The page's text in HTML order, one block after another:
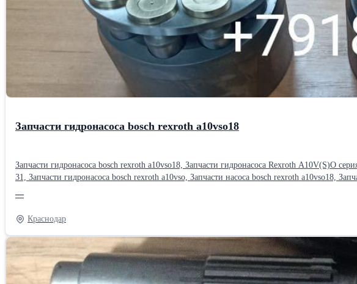
Запчасти гидронасоса bosch rexroth a10vso18
Запчасти гидронасоса bosch rexroth a10vso18, Запчасти гидронасоса Rexroth A10V(S)O
31, Запчасти гидронасоса bosch rexroth a10vso, Запчасти насоса bosch rexroth a10vso18,
Однако даже эталонная надежность требует своевременного обслуживания. Когда
производительность всей гидросистемы. Что мы предлагаем? В нашем ассортименте представлен полный перечень запчастей для насоса серии A10VSO18 (включая модификации /31). Это идеальное решение для
капитального ремонта и восстановления оборудования до заводских характеристик. Основные позиции из наличия: Роторная группа: Блок цилиндров, поршни с башмаками. Распределительная система:
Комплект клапанной плиты, направляющая и прижимная плита. Наклонный диск (Люлька) правого и левого исполнения, валы приводные. Регуляторы и управление: Клапаны-регуляторы серий DR, DFR, DFR1,
DRG, LR для точного контроля производительности . Расходные материалы: Комплекты уплотнений, пружины блока цилиндров, подшипники . Почему выбирают нас? Полная взаимозаменяемость: Все детали
проходят контроль и гарантируют геометрическую точность, соответствующую оригинальным спецификациям Bosch Rexroth . Качество: Предлагаем
аналоги, не уступающие по ресурсу. Оперативность: Обработка заказов в кратчайшие сроки. Наличие на складе позволяет отгрузить позиции, необходимые для срочного ремонта . Прозрачность сборки: Учтите,
—
Краснодар